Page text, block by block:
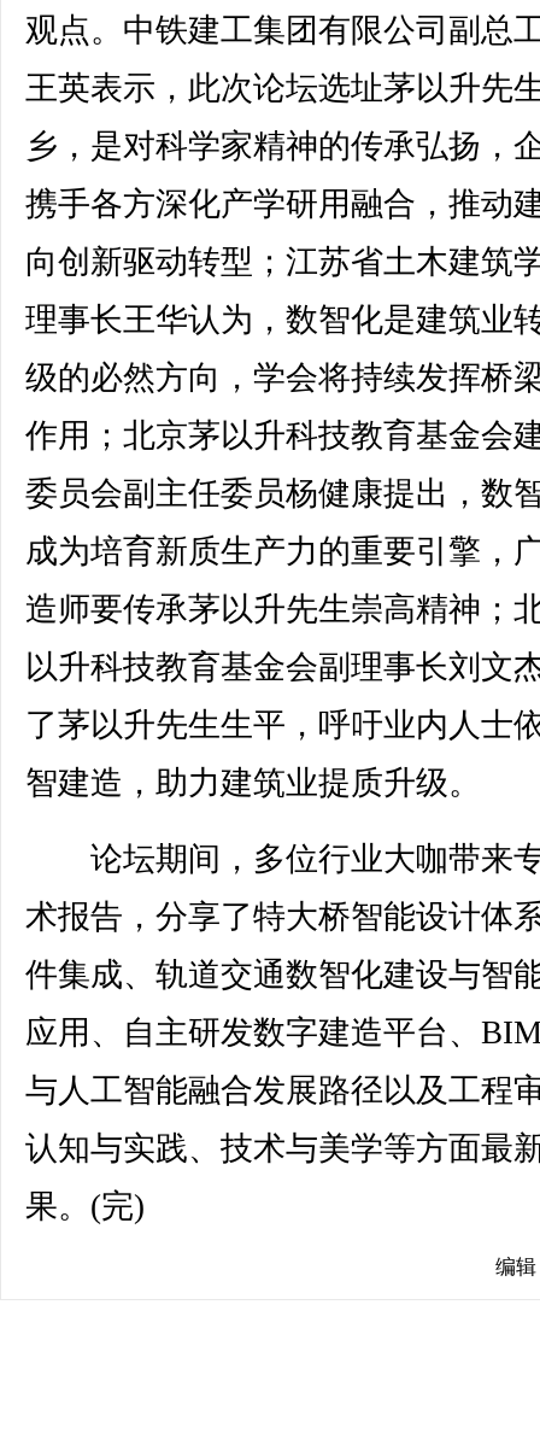
观点。中铁建工集团有限公司副总
王英表示，此次论坛选址茅以升先
乡，是对科学家精神的传承弘扬，
携手各方深化产学研用融合，推动
向创新驱动转型；江苏省土木建筑
理事长王华认为，数智化是建筑业
级的必然方向，学会将持续发挥桥
作用；北京茅以升科技教育基金会
委员会副主任委员杨健康提出，数
成为培育新质生产力的重要引擎，
造师要传承茅以升先生崇高精神；
以升科技教育基金会副理事长刘文
了茅以升先生生平，呼吁业内人士
智建造，助力建筑业提质升级。
论坛期间，多位行业大咖带来
术报告，分享了特大桥智能设计体
件集成、轨道交通数智化建设与智
应用、自主研发数字建造平台、
与人工智能融合发展路径以及工程
认知与实践、技术与美学等方面最
果。(完)
编